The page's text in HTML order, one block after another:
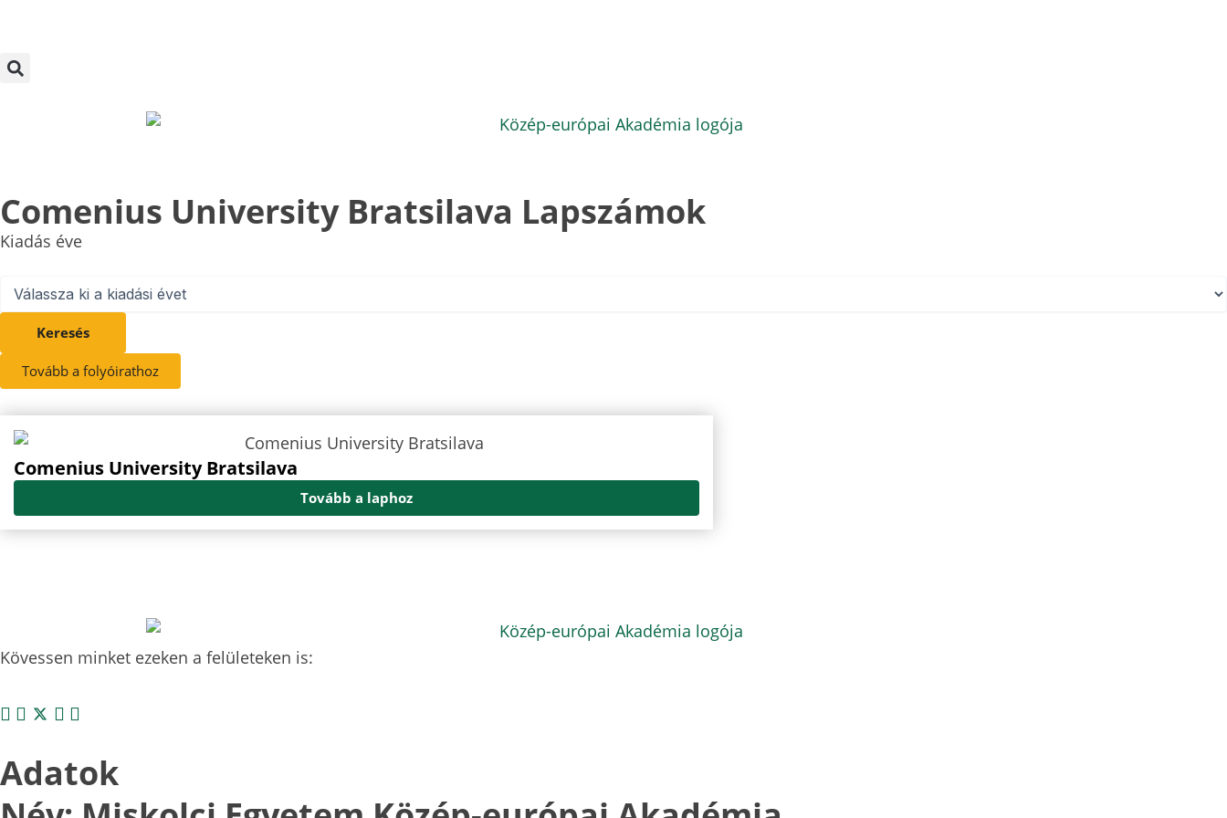
content
Comenius University Bratsilava Lapszámok
Kiadás éve
Keresés
Tovább a folyóirathoz
Comenius University Bratsilava
Tovább a laphoz
Kövessen minket ezeken a felületeken is:
Adatok